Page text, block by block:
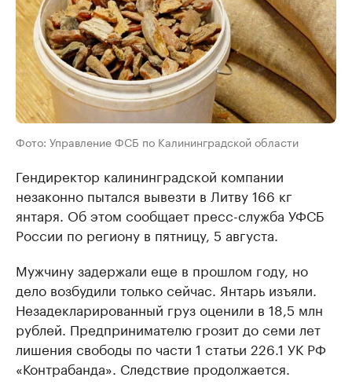
Фото: Управление ФСБ по Калининградской области
Гендиректор калининградской компании
незаконно пытался вывезти в Литву 166 кг
янтаря. Об этом сообщает пресс-служба УФСБ
России по региону в пятницу, 5 августа.
Мужчину задержали еще в прошлом году, но
дело возбудили только сейчас. Янтарь изъяли.
Незадекларированный груз оценили в 18,5 млн
рублей. Предпринимателю грозит до семи лет
лишения свободы по части 1 статьи 226.1 УК РФ
«Контрабанда». Следствие продолжается.